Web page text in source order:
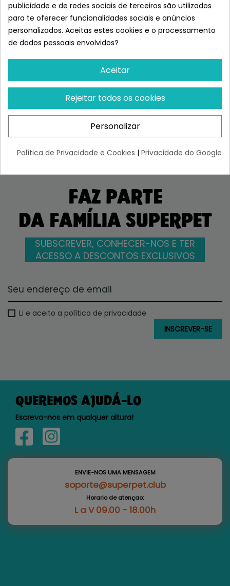
¡Últimas produtos!
1,55 €
Churu Cat Variedades De
¡Últimas produtos!
16,76 €
FAZ PARTE
DA FAMÍLIA SUPERPET
SUBSCREVER, CONHECER-NOS E TER
ACESSO A DESCONTOS EXCLUSIVOS
Li e aceito a política de privacidade
QUEREMOS AJUDÁ-LO
Escreva-nos em qualquer altura!
ENVIE-NOS UMA MENSAGEM
soporte@superpet.club
Horario de atençao:
L a V 09.00 - 18.00h
publicidade e de redes sociais de terceiros são utilizados
para te oferecer funcionalidades sociais e anúncios
personalizados. Aceitas estes cookies e o processamento
de dados pessoais envolvidos?
Aceitar
Rejeitar todos os cookies
Personalizar
Política de Privacidade e Cookies | Privacidade do Google